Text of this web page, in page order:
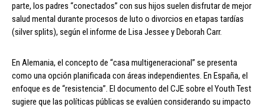
parte, los padres “conectados” con sus hijos suelen disfrutar de mejor
salud mental durante procesos de luto o divorcios en etapas tardías
(silver splits), según el informe de Lisa Jessee y Deborah Carr.
En Alemania, el concepto de “casa multigeneracional” se presenta
como una opción planificada con áreas independientes. En España, el
enfoque es de “resistencia”. El documento del CJE sobre el Youth Test
sugiere que las políticas públicas se evalúen considerando su impacto